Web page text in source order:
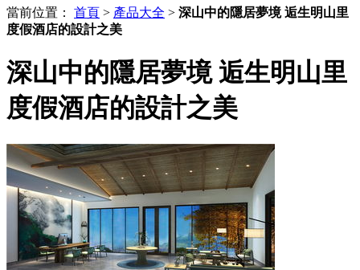
當前位置： 首頁 > 產品大全 > 深山中的隱居夢境 逅生明山里
度假酒店的設計之美
深山中的隱居夢境 逅生明山里
度假酒店的設計之美